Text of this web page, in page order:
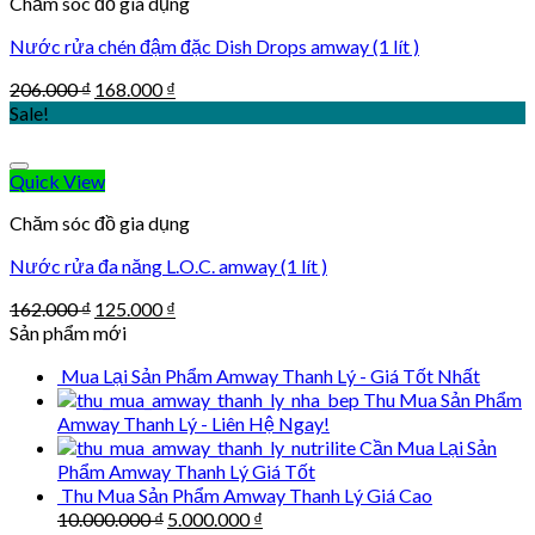
Nước rửa chén đậm đặc Dish Drops amway (1 lít )
206.000₫ Original
168.000₫
Sale!
Quick View
Chăm sóc đồ gia dụng
Nước rửa đa năng L.O.C. amway (1 lít )
162.000₫ Original
price
162.000 ₫.
125.000₫
125.000 ₫.
Sản phẩm mới
Mua Lại Sản Phẩm Amway Thanh Lý - Giá Tốt Nhất
Thu Mua Sản Phẩm
Amway Thanh Lý - Liên Hệ Ngay!
Cần Mua Lại Sản
Phẩm Amway Thanh Lý Giá Tốt
Thu Mua Sản Phẩm Amway Thanh Lý Giá Cao
10.000.000₫ Original
5.000.000₫